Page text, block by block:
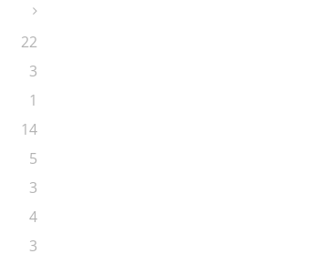
22
3
1
14
5
3
4
3